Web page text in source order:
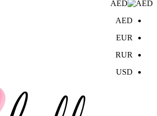
AED
AED
EUR
RUR
USD